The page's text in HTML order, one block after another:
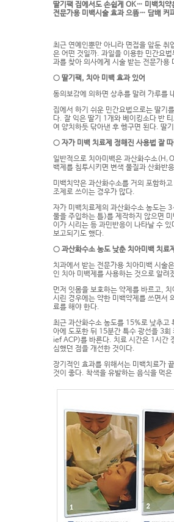
딸기팩 집에서도 손쉽게 OK… 미백치약
전문가용 미백시술 효과 으뜸… 담배 커
최근 연예인뿐만 아니라 면접을 앞둔 취
은 어떤 것일까. 과일을 이용한 민간요
과를 찾아 의사에게 시술 받는 전문가용
○ 딸기팩, 치아 미백 효과 있어
동의보감에 의하면 상추를 말려 가루를
집에서 하기 쉬운 민간요법으로는 딸기
다. 잘 익은 딸기 1개와 베이킹소다 반
여 양치하듯 닦아낸 후 헹구면 된다. 딸
○ 자가 미백 치료제 정해진 사용법 잘
일반적으로 치아미백은 과산화수소
백제를 침투시키면 변색 물질과 산화반
미백치약은 과산화수소를 거의 포함하
조제로 쓰이는 경우가 많다.
자가 미백치료제의 과산화수소 농도는
물을 주입하는 틀)를 제작하지 않으면
이가 시리는 등 과민반응이 나타날 수
보고되기도 했다.
○ 과산화수소 농도 낮춘 치아미백 치료
치과에서 받는 전문가용 치아미백 시술
인 치아 미백제를 사용하는 것으로 알려
먼저 잇몸을 보호하는 약제를 바르고,
시린 경우에는 약한 미백약제를 쓰면서
료를 해야 한다.
최근 과산화수소 농도를 15%로 낮추고
아에 도포한 뒤 15분간 특수 광선을 3
ief ACP)를 바른다. 치료 시간은 1시간
심했던 점을 개선한 것이다.
장기적인 효과를 위해서는 미백치료가
것이 좋다. 착색을 유발하는 음식을 먹